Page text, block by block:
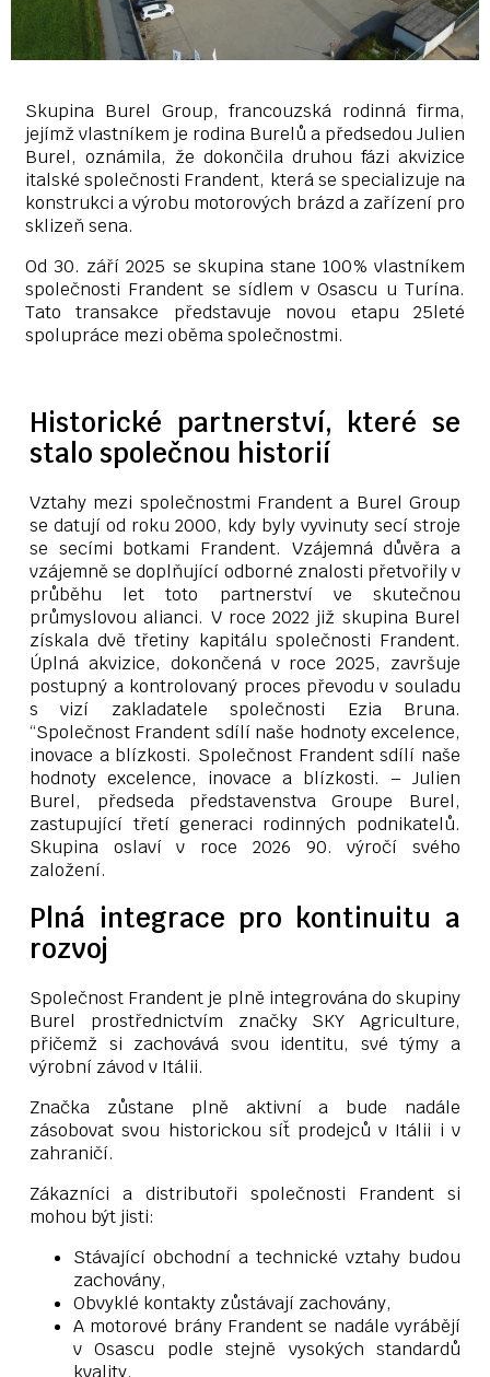
Skupina Burel Group, francouzská rodinná firma,
jejímž vlastníkem je rodina Burelů a předsedou Julien
Burel, oznámila, že dokončila druhou fázi akvizice
italské společnosti Frandent, která se specializuje na
konstrukci a výrobu motorových brázd a zařízení pro
sklizeň sena.
Od 30. září 2025 se skupina stane 100% vlastníkem
společnosti Frandent se sídlem v Osascu u Turína.
Tato transakce představuje novou etapu 25leté
spolupráce mezi oběma společnostmi.
Historické partnerství, které se
stalo společnou historií
Vztahy mezi společnostmi Frandent a Burel Group
se datují od roku 2000, kdy byly vyvinuty secí stroje
se secími botkami Frandent. Vzájemná důvěra a
vzájemně se doplňující odborné znalosti přetvořily v
průběhu let toto partnerství ve skutečnou
průmyslovou alianci. V roce 2022 již skupina Burel
získala dvě třetiny kapitálu společnosti Frandent.
Úplná akvizice, dokončená v roce 2025, završuje
postupný a kontrolovaný proces převodu v souladu
s vizí zakladatele společnosti Ezia Bruna.
“Společnost Frandent sdílí naše hodnoty excelence,
inovace a blízkosti. Společnost Frandent sdílí naše
hodnoty excelence, inovace a blízkosti. – Julien
Burel, předseda představenstva Groupe Burel,
zastupující třetí generaci rodinných podnikatelů.
Skupina oslaví v roce 2026 90. výročí svého
založení.
Plná integrace pro kontinuitu a
rozvoj
Společnost Frandent je plně integrována do skupiny
Burel prostřednictvím značky SKY Agriculture,
přičemž si zachovává svou identitu, své týmy a
výrobní závod v Itálii.
Značka zůstane plně aktivní a bude nadále
zásobovat svou historickou síť prodejců v Itálii i v
zahraničí.
Zákazníci a distributoři společnosti Frandent si
mohou být jisti:
Stávající obchodní a technické vztahy budou
zachovány,
Obvyklé kontakty zůstávají zachovány,
A motorové brány Frandent se nadále vyrábějí
v Osascu podle stejně vysokých standardů
kvality.